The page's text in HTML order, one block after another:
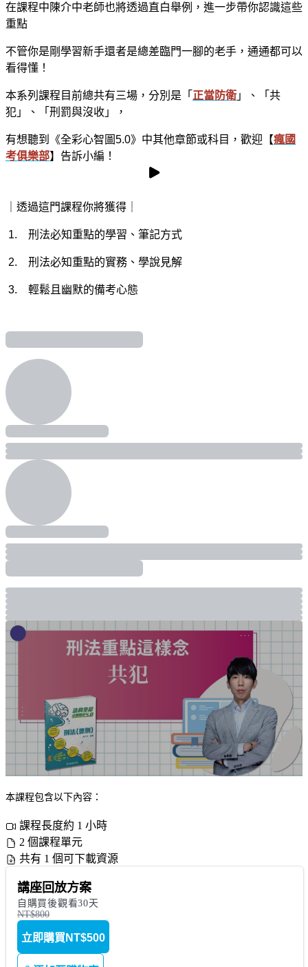
預覽影片
在課程中陳介中老師也將透過直白舉例，進一步帶你認識這些
重點
不管你是剛學習新手還者是總差臨門一腳的老手，通通都可以
看得懂！
本系列課程目前總共有三場，分別是「 正當防衛 」、「共
犯」、「刑罰與沒收」，
有想聽到《全彩心智圖5.0》中其他章節或科目，歡迎【瘋國
考俱樂部】告訴小編！
｜透過這門課程你將獲得｜
1. 刑法必知重點的學習、筆記方式
2. 刑法必知重點的實務、學說見解
3. 輕鬆且幽默的備考心態
預覽影片
本課程包含以下內容：
課程長度約 1 小時
2 個課程單元
共有 1 個可下載資源
講座回放方案
自購買後觀看30天
NT$800
立即購買 NT$500